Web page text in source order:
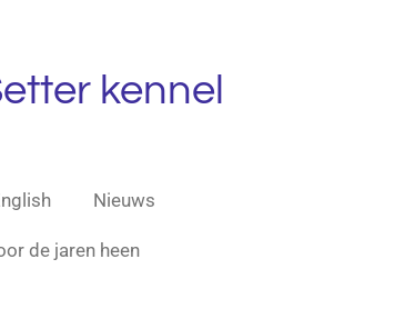
kennel
Nieuws
de jaren heen